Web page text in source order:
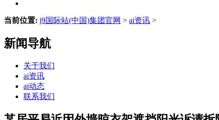
当前位置: j9国际站(中国)集团官网 > ai资讯 >
新闻导航
关于我们
ai资讯
ai动态
联系我们